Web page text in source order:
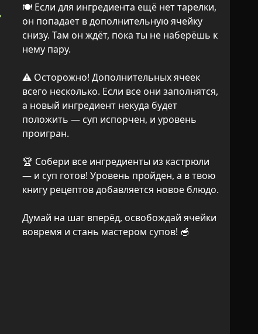
🍽️ Если для ингредиента ещё нет тарелки,
он попадает в дополнительную ячейку
снизу. Там он ждёт, пока ты не наберёшь к
нему пару.
⚠️ Осторожно! Дополнительных ячеек
всего несколько. Если все они заполнятся,
а новый ингредиент некуда будет
положить — суп испорчен, и уровень
проигран.
🏆 Собери все ингредиенты из кастрюли
— и суп готов! Уровень пройден, а в твою
книгу рецептов добавляется новое блюдо.
Думай на шаг вперёд, освобождай ячейки
вовремя и стань мастером супов! 🥣